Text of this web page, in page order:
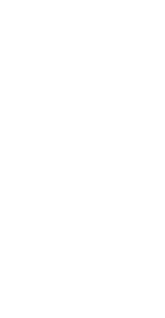
です。
ず変更すること